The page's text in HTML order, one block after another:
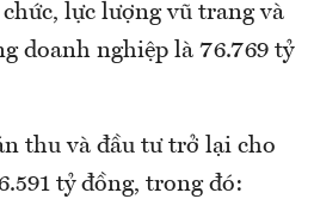
lực lượng vũ trang và
doanh nghiệp là 76.769 tỷ
thu và đầu tư trở lại cho
tỷ đồng, trong đó: